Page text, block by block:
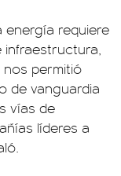
energía requiere
infraestructura,
permitió
de vanguardia
vías de
líderes a